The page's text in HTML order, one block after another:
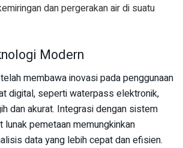
dan pergerakan air di suatu
Modern
membawa inovasi pada penggunaan
digital, seperti waterpass elektronik,
dan akurat. Integrasi dengan sistem
lunak pemetaan memungkinkan
data yang lebih cepat dan efisien.